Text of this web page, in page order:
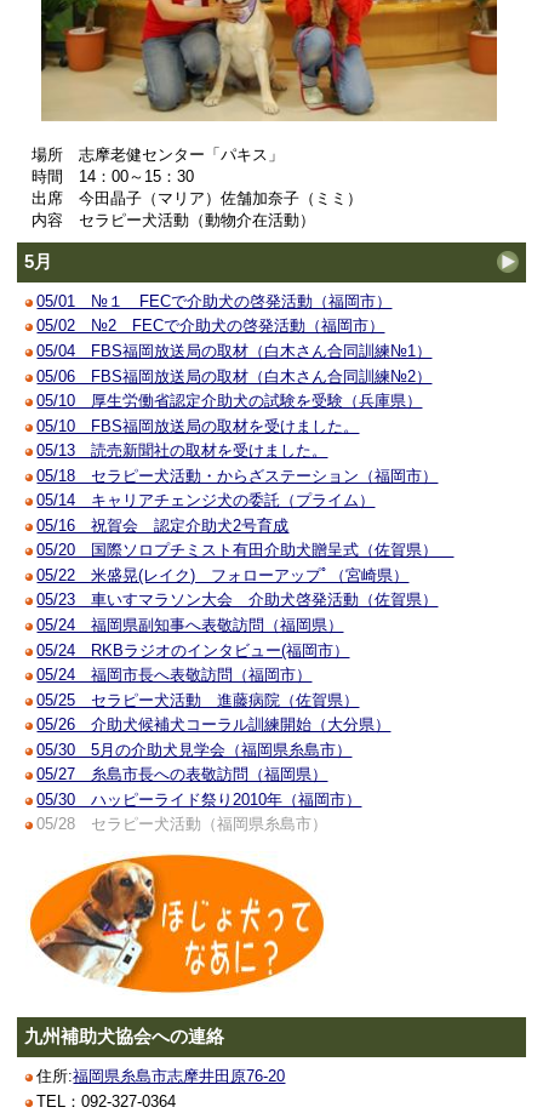
場所 志摩老健センター「パキス」
時間 14：00～15：30
出席 今田晶子（マリア）佐舗加奈子（ミミ）
内容 セラピー犬活動（動物介在活動）
5月
05/01 №１ FECで介助犬の啓発活動（福岡市）
05/02 №2 FECで介助犬の啓発活動（福岡市）
05/04 FBS福岡放送局の取材（白木さん合同訓練№1）
05/06 FBS福岡放送局の取材（白木さん合同訓練№2）
05/10 厚生労働省認定介助犬の試験を受験（兵庫県）
05/10 FBS福岡放送局の取材を受けました。
05/13 読売新聞社の取材を受けました。
05/18 セラピー犬活動・からざステーション（福岡市）
05/14 キャリアチェンジ犬の委託（プライム）
05/16 祝賀会 認定介助犬2号育成
05/20 国際ソロプチミスト有田介助犬贈呈式（佐賀県）
05/22 米盛晃(レイク) フォローアップﾟ（宮崎県）
05/23 車いすマラソン大会 介助犬啓発活動（佐賀県）
05/24 福岡県副知事へ表敬訪問（福岡県）
05/24 RKBラジオのインタビュー(福岡市）
05/24 福岡市長へ表敬訪問（福岡市）
05/25 セラピー犬活動 進藤病院（佐賀県）
05/26 介助犬候補犬コーラル訓練開始（大分県）
05/30 5月の介助犬見学会（福岡県糸島市）
05/27 糸島市長への表敬訪問（福岡県）
05/30 ハッピーライド祭り2010年（福岡市）
05/28 セラピー犬活動（福岡県糸島市）
九州補助犬協会への連絡
住所:福岡県糸島市志摩井田原76-20
TEL：092-327-0364